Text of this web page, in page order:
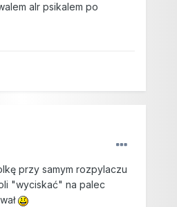
alr psikalem po
przy samym rozpylaczu
"wyciskać" na palec